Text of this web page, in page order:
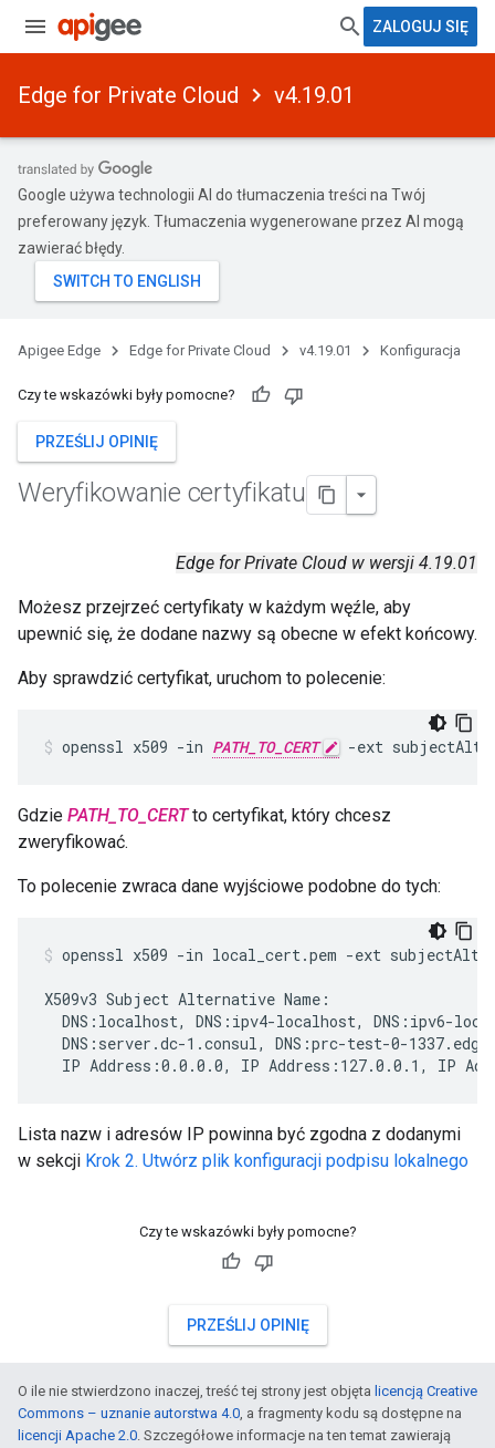
ZALOGUJ SIĘ
Edge for Private Cloud v4.19.01
Google używa technologii AI do tłumaczenia treści na Twój
preferowany język. Tłumaczenia wygenerowane przez AI mogą
zawierać błędy.
Apigee Edge Edge for Private Cloud v4.19.01 Konfiguracja
Czy te wskazówki były pomocne?
PRZEŚLIJ OPINIĘ
Weryfikowanie certyfikatu
Edge for Private Cloud w wersji 4.19.01
Możesz przejrzeć certyfikaty w każdym węźle, aby
upewnić się, że dodane nazwy są obecne w efekt końcowy.
Aby sprawdzić certyfikat, uruchom to polecenie:
openssl x509 -in PATH_TO_CERT -ext
Gdzie PATH_TO_CERTto certyfikat, który chcesz
zweryfikować.
To polecenie zwraca dane wyjściowe podobne do tych:
openssl x509 -in local_cert.pem -ext
X509v3 Subject Alternative Name:
DNS:localhost, DNS:ipv4-localhost, DNS:ipv6-
DNS:server.dc-1.consul, DNS:prc-test-0-
IP Address:0.0.0.0, IP Address:127.0.0.1, IP
Lista nazw i adresów IP powinna być zgodna z dodanymi
w sekcji Krok 2. Utwórz plik konfiguracji podpisu lokalnego
Czy te wskazówki były pomocne?
PRZEŚLIJ OPINIĘ
O ile nie stwierdzono inaczej, treść tej strony jest objęta licencją Creative
Commons – uznanie autorstwa 4.0, a fragmenty kodu są dostępne na
licencji Apache 2.0. Szczegółowe informacje na ten temat zawierają